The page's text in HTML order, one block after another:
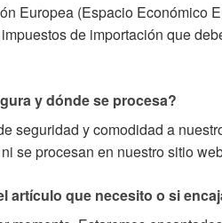
Europea (Espacio Económico
de importación que
y dónde se procesa?
seguridad y comodidad a
se procesan en nuestro sitio
artículo que necesito o si